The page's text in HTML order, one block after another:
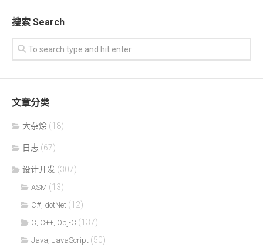
搜索 Search
文章分类
大杂烩 (18)
日志 (67)
设计开发 (307)
ASM (13)
C#, dotNet (12)
C, C++, Obj-C (137)
Java, JavaScript (50)